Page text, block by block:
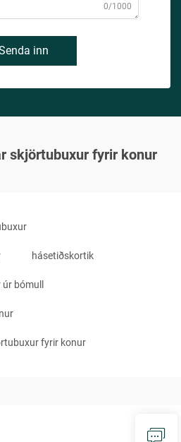
0/1000
inn
skjörtubuxur fyrir konur
hásetiðskortik
bómull
fyrir konur